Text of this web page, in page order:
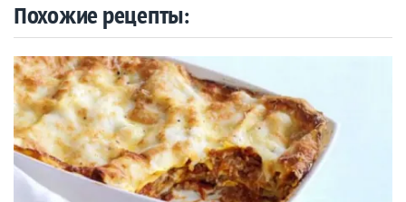
Похожие рецепты: